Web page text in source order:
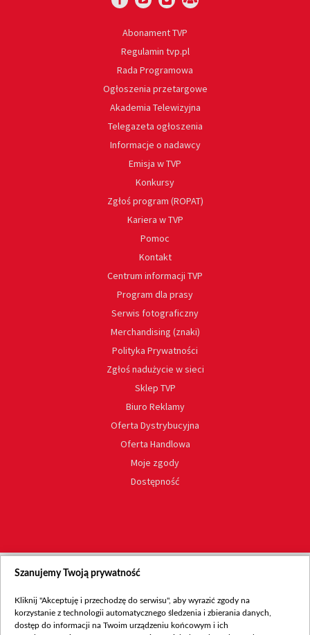
Abonament TVP
Regulamin tvp.pl
Rada Programowa
Ogłoszenia przetargowe
Akademia Telewizyjna
Telegazeta ogłoszenia
Informacje o nadawcy
Emisja w TVP
Konkursy
Zgłoś program (ROPAT)
Kariera w TVP
Pomoc
Kontakt
Centrum informacji TVP
Program dla prasy
Serwis fotograficzny
Merchandising (znaki)
Polityka Prywatności
Zgłoś nadużycie w sieci
Sklep TVP
Biuro Reklamy
Oferta Dystrybucyjna
Oferta Handlowa
Moje zgody
Dostępność
Szanujemy Twoją prywatność
Kliknij "Akceptuję i przechodzę do serwisu", aby wyrazić zgody na
korzystanie z technologii automatycznego śledzenia i zbierania danych,
dostęp do informacji na Twoim urządzeniu końcowym i ich